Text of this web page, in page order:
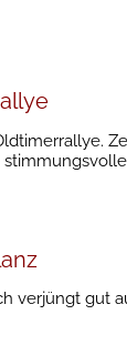
verjüngt gut